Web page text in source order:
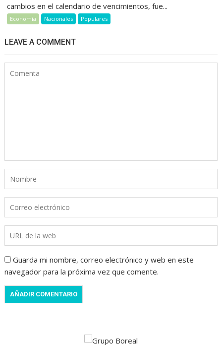
cambios en el calendario de vencimientos, fue...
Economía Nacionales Populares
LEAVE A COMMENT
Guarda mi nombre, correo electrónico y web en este
navegador para la próxima vez que comente.